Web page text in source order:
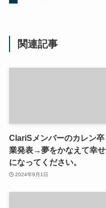
関連記事
ClariSメンバーのカレン卒
業発表→夢をかなえて幸せ
になってください。
2024年9月1日